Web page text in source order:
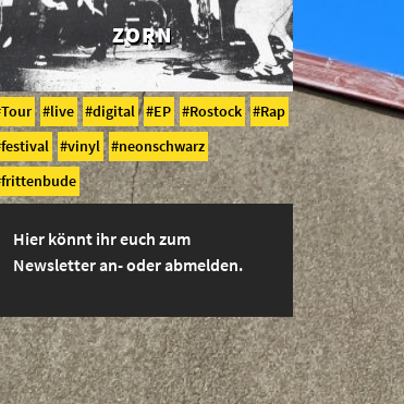
ZORN
Tour live digital EP Rostock
Rap
festival
vinyl
neonschwarz
frittenbude
Hier könnt ihr euch zum
Newsletter an- oder abmelden.